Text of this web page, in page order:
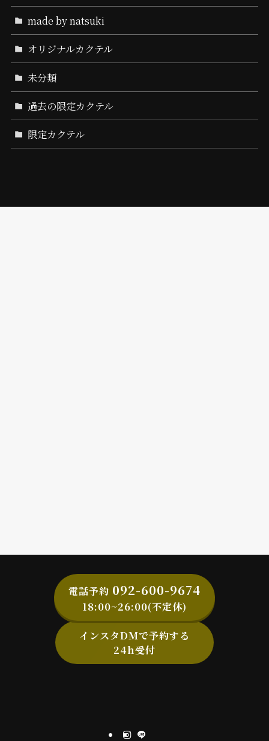
made by natsuki
オリジナルカクテル
未分類
過去の限定カクテル
限定カクテル
電話予約 092-600-9674
18:00~26:00(不定休)
インスタDMで予約する
24h受付